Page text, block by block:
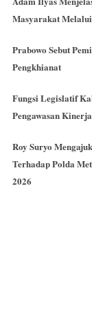
Masyarakat
Prabowo Sebut
Pengkhianat
Fungsi Legislatif
Pengawasan
Roy Suryo
Terhadap Polda
2026